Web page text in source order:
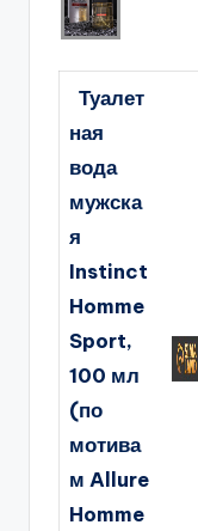
Туалет
ная
вода
мужска
я
Instinct
Homme
Sport,
100 мл
(по
мотива
м Allure
Homme